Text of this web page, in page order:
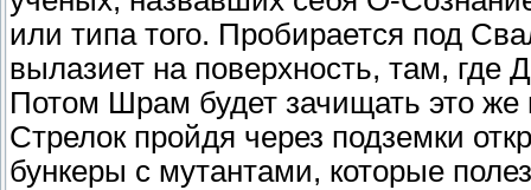
или типа того. Пробирается под
вылазиет на поверхность, там, где
Потом Шрам будет зачищать это же
Стрелок пройдя через подземки
бункеры с мутантами, которые